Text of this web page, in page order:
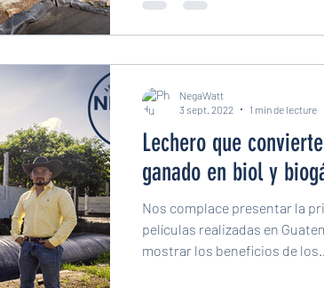
Lechero que
ganado en biol y
Nos complace presentar la
películas realizadas en
mostrar los beneficios de los...
NegaWatt
3 sept. 2022
1 min de lecture